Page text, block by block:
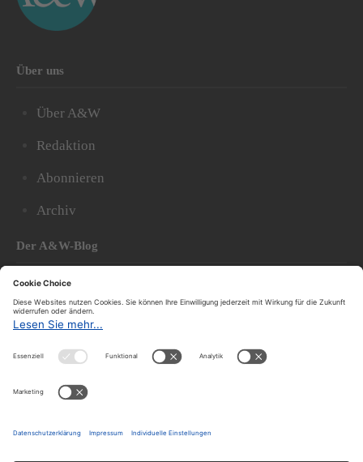
Über uns
Über A&W
Redaktion
Abonnieren
Archiv
Der A&W-Blog
DerA&W-Blog
hat sich in den vergangenen Jahren zu einem der
bedeutendsten politischen Blogs in Österreich
entwickelt.